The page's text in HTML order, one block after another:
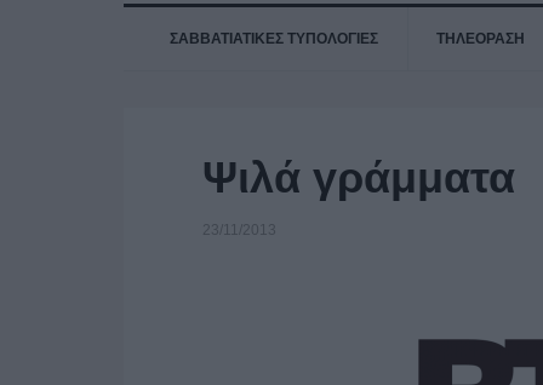
ΣΑΒΒΑΤΙΑΤΙΚΕΣ ΤΥΠΟΛΟΓΙΕΣ ΤΗΛΕΟΡΑΣΗ
Ψιλά γράμματα
23/11/2013